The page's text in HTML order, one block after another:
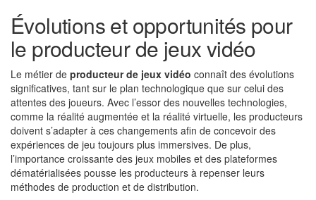
Évolutions et opportunités pour
le producteur de jeux vidéo
Le métier de producteur de jeux vidéo connaît des évolutions
significatives, tant sur le plan technologique que sur celui des
attentes des joueurs. Avec l’essor des nouvelles technologies,
comme la réalité augmentée et la réalité virtuelle, les producteurs
doivent s’adapter à ces changements afin de concevoir des
expériences de jeu toujours plus immersives. De plus,
l’importance croissante des jeux mobiles et des plateformes
dématérialisées pousse les producteurs à repenser leurs
méthodes de production et de distribution.